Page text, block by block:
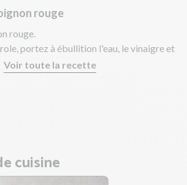
rouge
rouge.
portez à ébullition l'eau, le vinaigre et
Voir toute la recette
cuisine